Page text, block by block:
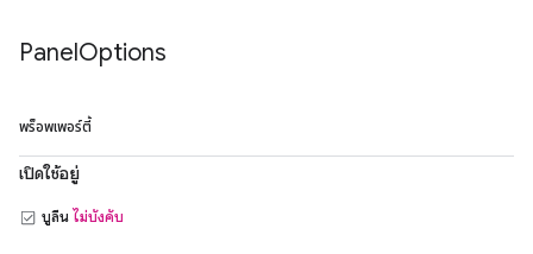
PanelOptions
พร็อพเพอร์ตี้
เปิดใช้อยู่
บูลีน ไม่บังคับ